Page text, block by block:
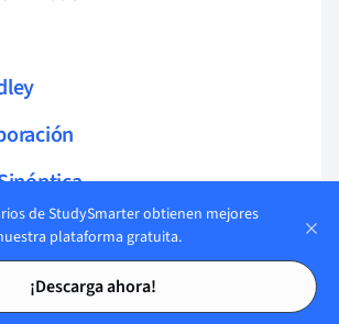
Tarjetas de estudio
Tarjetas de estudio
de StudySmarter obtienen mejores
plataforma gratuita.
¡Descarga ahora!